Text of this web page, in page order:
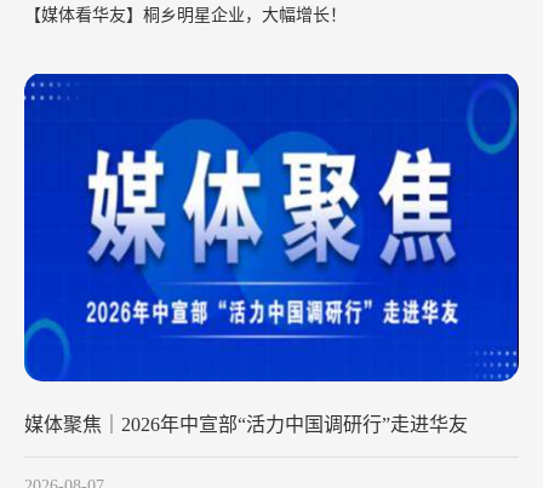
年中宣部“活力中国调研行”走进华友
徐麟李炳军
【媒体看华友】桐乡明星企业，大幅增长！